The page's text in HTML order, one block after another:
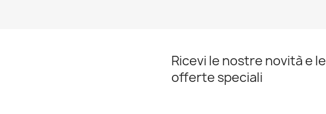
Ricevi le nostre novità e le
offerte speciali